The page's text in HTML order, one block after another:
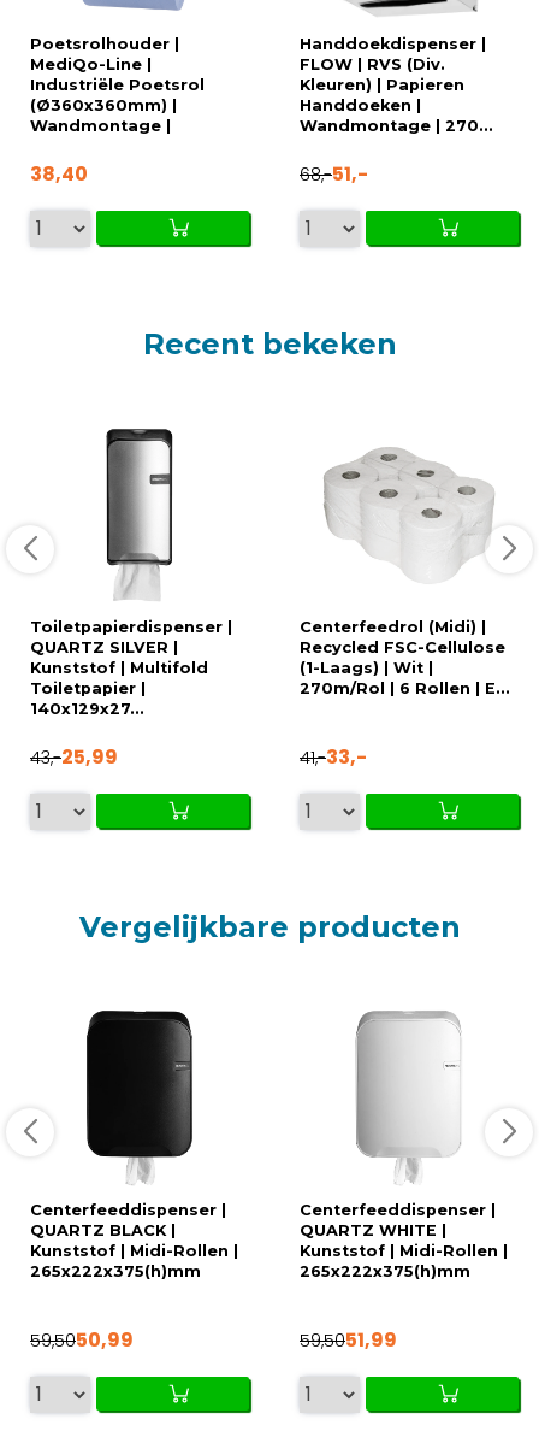
Poetsrolhouder |
MediQo-Line |
Industriële Poetsrol
(Ø360x360mm) |
Wandmontage |
38,40
Handdoekdispenser |
FLOW | RVS (Div.
Kleuren) | Papieren
Handdoeken |
Wandmontage | 270...
68,-51,-
Recent bekeken
Toiletpapierdispenser |
QUARTZ SILVER |
Kunststof | Multifold
Toiletpapier |
140x129x27...
43,-25,99
Centerfeedrol (Midi) |
Recycled FSC-Cellulose
(1-Laags) | Wit |
270m/Rol | 6 Rollen | E...
41,-33,-
Vergelijkbare producten
Centerfeeddispenser |
QUARTZ BLACK |
Kunststof | Midi-Rollen |
265x222x375(h)mm
59,5050,99
Centerfeeddispenser |
QUARTZ WHITE |
Kunststof | Midi-Rollen |
265x222x375(h)mm
59,5051,99